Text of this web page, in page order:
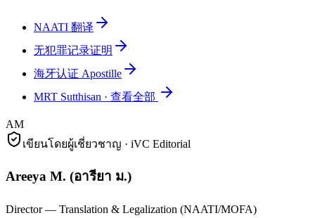
NAATI 翻译
无犯罪记录证明
海牙认证 Apostille
MRT Sutthisan · 查看全部
AM
เขียนโดยผู้เชี่ยวชาญ · iVC Editorial
Areeya M. (อารียา ม.)
Director — Translation & Legalization (NAATI/MOFA)